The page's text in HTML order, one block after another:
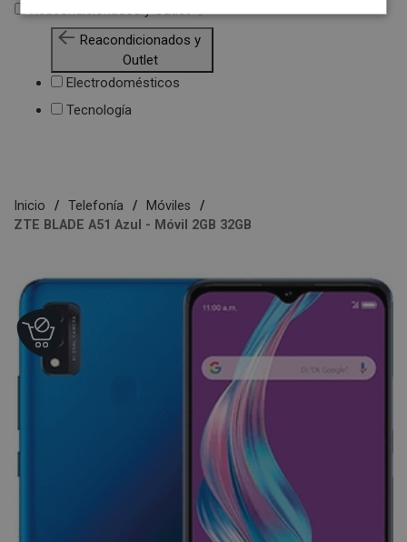
Reacondicionados y Outlet
Reacondicionados y
Outlet
Electrodomésticos
Tecnología
Inicio Telefonía
Móviles
ZTE BLADE A51 Azul - Móvil 2GB 32GB